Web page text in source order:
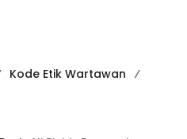
Kode Etik Wartawan